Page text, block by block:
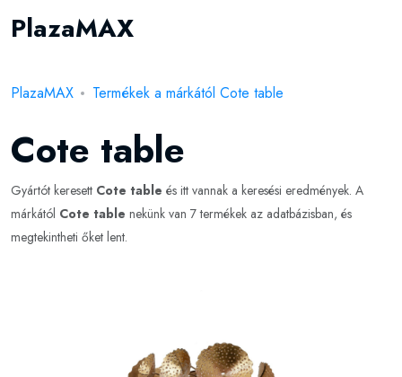
PlazaMAX
PlazaMAX Termékek a márkától Cote table
Cote table
Gyártót keresett Cote table és itt vannak a keresési eredmények. A
márkától Cote table nekünk van 7 termékek az adatbázisban, és
megtekintheti őket lent.